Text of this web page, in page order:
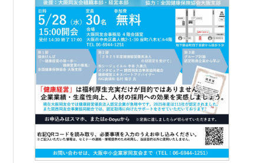
06-6944-1251
FAX: 06-6941-8352
大阪市中央区農人橋2丁目-1-30 谷町八木ビル4F